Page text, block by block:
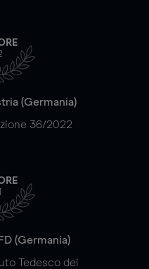
(Germania)
36/2022
(Germania)
Tedesco dei